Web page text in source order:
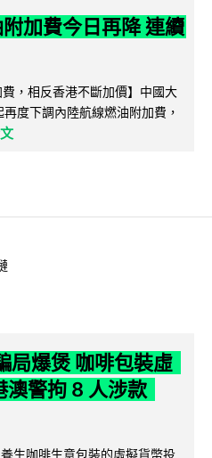
加費今日再降 連續
費，相反香港不斷加價】中國大
度下調內陸航線燃油附加費，
局爆煲 咖啡包裝虛
澳警拘 8 人涉款
生咖啡生意包裝的虛擬貨幣投